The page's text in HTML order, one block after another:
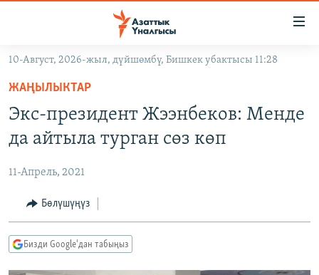
Навигацияга
өтүңүз
Издөөгө
салыңызКЫРГЫЗСТАН
ЭКОНОМИКА
МАДАНИЯТ
БОРБОР АЗИЯ
АТАЙЫН ИЛИКТӨӨ
ТВ ПРОГРАММАЛАР
ЭКСПЕРТТЕР ТАЛДАЙТ
ӨЗГӨЧӨ ПИКИР
10-Август, 2026-жыл, дүйшөмбү, Бишкек убактысы 11:28
ЖАҢЫЛЫКТАР
Экс-президент Жээнбеков: Менде
да айтыла турган сөз көп
11-Апрель, 2021
Бөлүшүңүз
Бизди Google'дан табыңыз